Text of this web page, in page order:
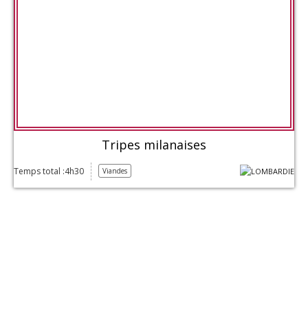
Tripes milanaises
Temps total :4h30 Viandes